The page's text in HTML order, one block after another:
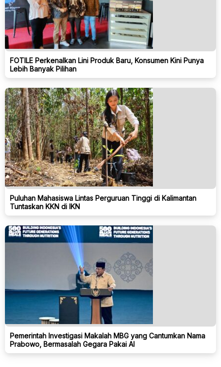
FOTILE Perkenalkan Lini Produk Baru, Konsumen Kini Punya
Lebih Banyak Pilihan
Puluhan Mahasiswa Lintas Perguruan Tinggi di Kalimantan
Tuntaskan KKN di IKN
Pemerintah Investigasi Makalah MBG yang Cantumkan Nama
Prabowo, Bermasalah Gegara Pakai AI